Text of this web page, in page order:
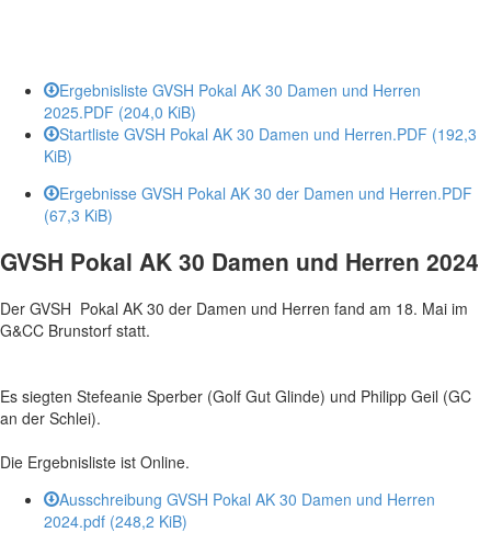
Ergebnisliste GVSH Pokal AK 30 Damen und Herren
2025.PDF (204,0 KiB)
Startliste GVSH Pokal AK 30 Damen und Herren.PDF (192,3
KiB)
Ergebnisse GVSH Pokal AK 30 der Damen und Herren.PDF
(67,3 KiB)
GVSH Pokal AK 30 Damen und Herren 2024
Der GVSH Pokal AK 30 der Damen und Herren fand am 18. Mai im
G&CC Brunstorf statt.
Es siegten Stefeanie Sperber (Golf Gut Glinde) und Philipp Geil (GC
an der Schlei).
Die Ergebnisliste ist Online.
Ausschreibung GVSH Pokal AK 30 Damen und Herren
2024.pdf (248,2 KiB)